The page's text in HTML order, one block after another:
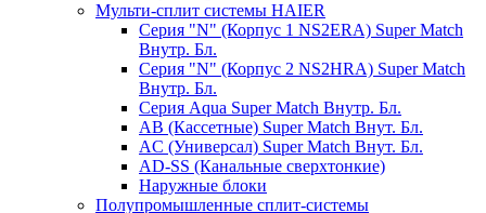
Мульти-сплит системы HAIER
Серия "N" (Корпус 1 NS2ERA) Super Match
Внутр. Бл.
Серия "N" (Корпус 2 NS2HRA) Super Match
Внутр. Бл.
Серия Aqua Super Match Внутр. Бл.
AB (Кассетные) Super Match Внут. Бл.
AC (Универсал) Super Match Внут. Бл.
AD-SS (Канальные сверхтонкие)
Наружные блоки
Полупромышленные сплит-системы